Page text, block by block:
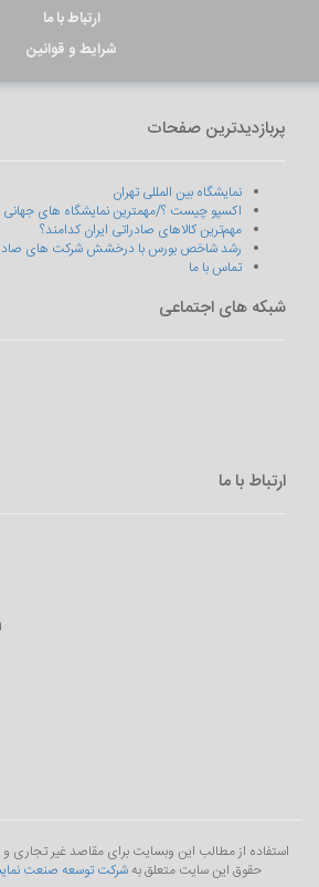
ارتباط با ما
شرایط و قوانین
پربازدیدترین صفحات
نمایشگاه بین المللی تهران
اکسپو چیست ؟/مهمترین نمایشگاه های جهانی
مهم‌ترین کالاهای صادراتی ایران کدامند؟
رشد شاخص بورس با درخشش شرکت های
تماس با ما
شبکه های اجتماعی
ارتباط با ما
استفاده از مطالب این وبسایت برای مقاصد غیر تجاری و
حقوق اين سايت متعلق بهشرکت توسعه صنعت